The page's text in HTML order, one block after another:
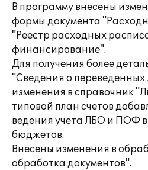
В программу внесены
формы документа
"Реестр расходных
финансирование".
Для получения более
"Сведения о
изменения в справочник
типовой план счетов
ведения учета ЛБО и ПОФ в
бюджетов.
Внесены изменения в
обработка документов".